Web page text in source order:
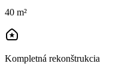
40 m²
Kompletná rekonštrukcia